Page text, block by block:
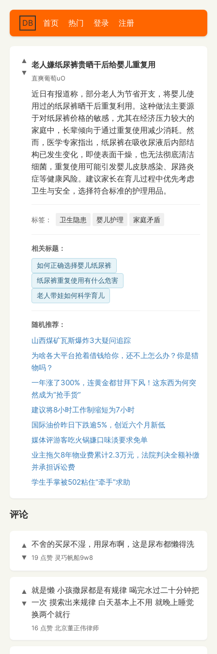
DB 首页 热门 登录 注册
▲
▼
老人嫌纸尿裤贵晒干后给婴儿重复用
直爽葡萄uO
近日有报道称，部分老人为节省开支，将婴儿使
用过的纸尿裤晒干后重复利用。这种做法主要源
于对纸尿裤价格的敏感，尤其在经济压力较大的
家庭中，长辈倾向于通过重复使用减少消耗。然
而，医学专家指出，纸尿裤在吸收尿液后内部结
构已发生变化，即使表面干燥，也无法彻底清洁
细菌，重复使用可能引发婴儿皮肤感染、尿路炎
症等健康风险。建议家长在育儿过程中优先考虑
卫生与安全，选择符合标准的护理用品。
标签： 卫生隐患 婴儿护理 家庭矛盾
相关标题：
如何正确选择婴儿纸尿裤
纸尿裤重复使用有什么危害
老人带娃如何科学育儿
随机推荐：
山西煤矿瓦斯爆炸3大疑问追踪
为啥各大平台抢着借钱给你，还不上怎么办？你是猎
物吗？
一年涨了300%，连黄金都甘拜下风！这东西为何突
然成为“抢手货”
建议将8小时工作制缩短为7小时
国际油价昨日下跌逾5%，创近六个月新低
媒体评游客吃火锅嫌口味淡要求免单
业主拖欠8年物业费累计2.3万元，法院判决全额补缴
并承担诉讼费
学生手掌被502粘住“牵手”求助
评论
▲
▼
不舍的买尿不湿，用尿布啊，这是尿布都懒得洗
19 点赞 灵巧帆船9w8
▲
▼
就是懒 小孩撒尿都是有规律 喝完水过二十分钟把
一次 摸索出来规律 白天基本上不用 就晚上睡觉
换两个就行
16 点赞 北京董正伟律师